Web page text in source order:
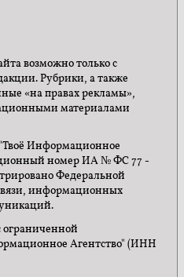
возможно только с
Рубрики, а также
«на правах рекламы»,
материалами
Информационное
номер ИА № ФС 77 -
Федеральной
информационных
Агентство" (ИНН